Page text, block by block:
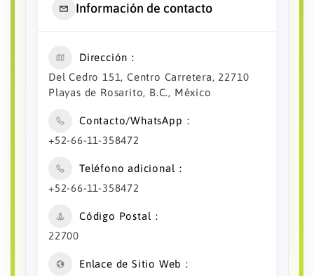
Información de contacto
Dirección
Del Cedro 151, Centro Carretera, 22710
Playas de Rosarito, B.C., México
Contacto/WhatsApp
+52-66-11-358472
Teléfono adicional
+52-66-11-358472
Código Postal
22700
Enlace de Sitio Web